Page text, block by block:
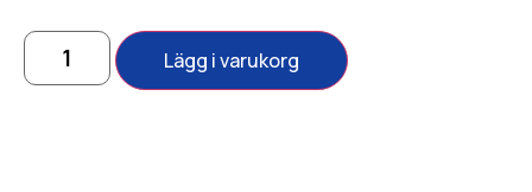
Lägg i varukorg